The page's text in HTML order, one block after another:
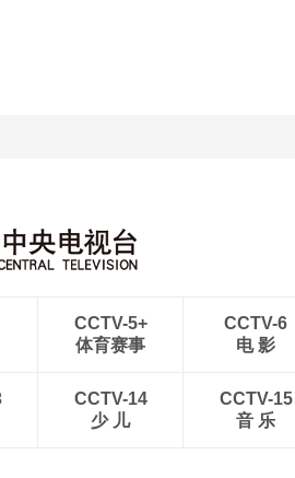
CCTV-5+
体育赛事
CCTV-6
电 影
CCTV-14
少 儿
CCTV-15
音 乐